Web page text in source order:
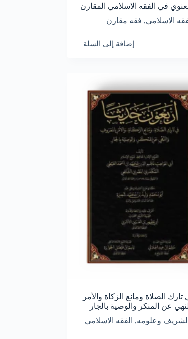
في الفقه الاسلامي المقارن
الاسلامي, فقه مقارن
إضافة إلى السلة
تارك الصلاة ومانع الزكاة والأمر
عن المنكر والوصية بالجار
وعلومه, الفقه الاسلامي